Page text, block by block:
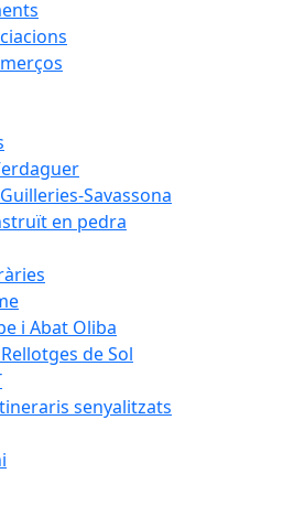
Savassona
en pedra
i Abat Oliba
de Sol
senyalitzats